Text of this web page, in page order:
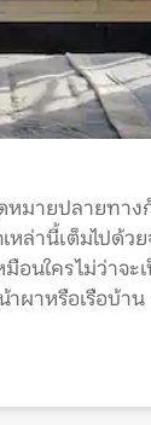
หมายปลายทาง
ล่านี้เต็มไปด้ว
อนใคร ไม่ว่าจะ
าผาหรือเรือบ้าน